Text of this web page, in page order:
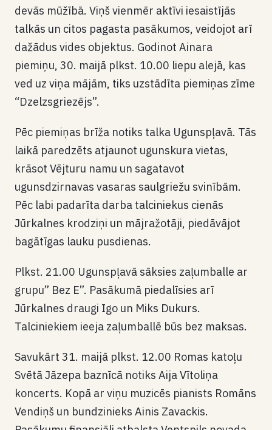
devās mūžībā. Viņš vienmēr aktīvi iesaistījās
talkās un citos pagasta pasākumos, veidojot arī
dažādus vides objektus. Godinot Ainara
piemiņu, 30. maijā plkst. 10.00 liepu alejā, kas
ved uz viņa mājām, tiks uzstādīta piemiņas zīme
“Dzelzsgriezējs”.
Pēc piemiņas brīža notiks talka Ugunspļavā. Tās
laikā paredzēts atjaunot ugunskura vietas,
krāsot Vējturu namu un sagatavot
ugunsdzirnavas vasaras saulgriežu svinībām.
Pēc labi padarīta darba talciniekus cienās
Jūrkalnes krodziņi un mājražotāji, piedāvājot
bagātīgas lauku pusdienas.
Plkst. 21.00 Ugunspļavā sāksies zaļumballe ar
grupu” Bez E”. Pasākumā piedalīsies arī
Jūrkalnes draugi Igo un Miks Dukurs.
Talciniekiem ieeja zaļumballē būs bez maksas.
Savukārt 31. maijā plkst. 12.00 Romas katoļu
Svētā Jāzepa baznīcā notiks Aija Vītoliņa
koncerts. Kopā ar viņu muzicēs pianists Romāns
Vendiņš un bundzinieks Ainis Zavackis.